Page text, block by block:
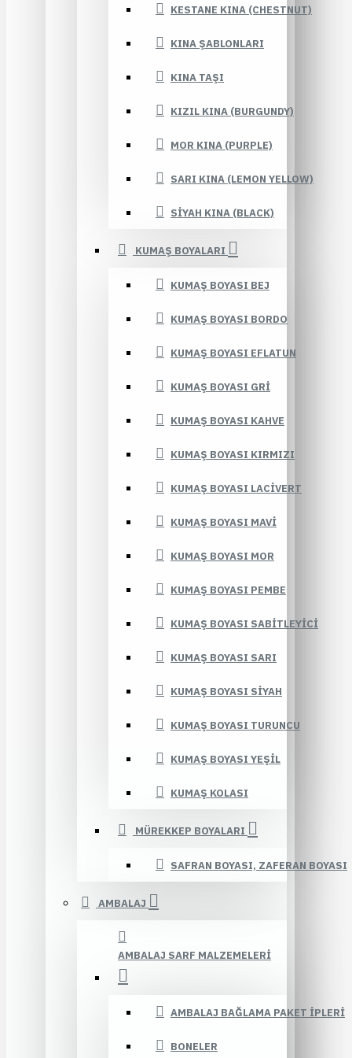
KESTANE KINA (CHESTNUT)
KINA ŞABLONLARI
KINA TAŞI
KIZIL KINA (BURGUNDY)
MOR KINA (PURPLE)
SARI KINA (LEMON YELLOW)
SIYAH KINA (BLACK)
KUMAŞ BOYALARI
KUMAŞ BOYASI BEJ
KUMAŞ BOYASI BORDO
KUMAŞ BOYASI EFLATUN
KUMAŞ BOYASI GRI
KUMAŞ BOYASI KAHVE
KUMAŞ BOYASI KIRMIZI
KUMAŞ BOYASI LACIVERT
KUMAŞ BOYASI MAVI
KUMAŞ BOYASI MOR
KUMAŞ BOYASI PEMBE
KUMAŞ BOYASI SABITLEYICI
KUMAŞ BOYASI SARI
KUMAŞ BOYASI SIYAH
KUMAŞ BOYASI TURUNCU
KUMAŞ BOYASI YEŞIL
KUMAŞ KOLASI
MÜREKKEP BOYALARI
SAFRAN BOYASI, ZAFERAN BOYASI
AMBALAJ
AMBALAJ SARF MALZEMELERI
AMBALAJ BAĞLAMA PAKET İPLERI
BONELER